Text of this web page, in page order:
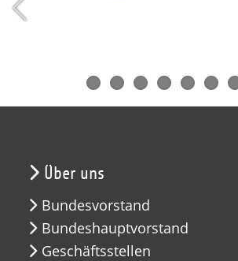
Über uns
Bundesvorstand
Bundeshauptvorstand
Geschäftsstellen